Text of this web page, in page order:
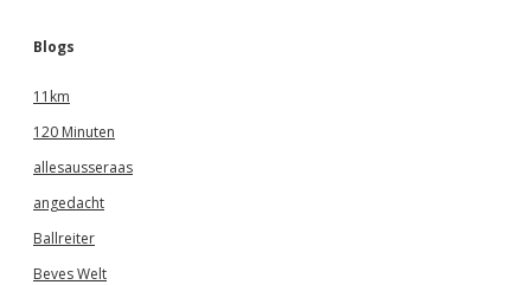
Blogs
11km
120 Minuten
allesausseraas
angedacht
Ballreiter
Beves Welt